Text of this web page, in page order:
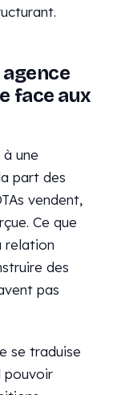
face aux
une
part des
vendent,
Ce que
relation
des
pas
se traduise
pouvoir